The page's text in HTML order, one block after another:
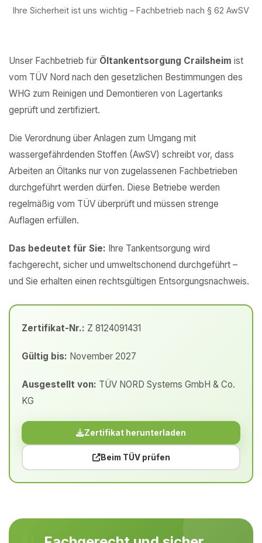
Ihre Sicherheit ist uns wichtig – Fachbetrieb nach § 62 AwSV
Unser Fachbetrieb für Öltankentsorgung Crailsheim ist
vom TÜV Nord nach den gesetzlichen Bestimmungen des
WHG zum Reinigen und Demontieren von Lagertanks
geprüft und zertifiziert.
Die Verordnung über Anlagen zum Umgang mit
wassergefährdenden Stoffen (AwSV) schreibt vor, dass
Arbeiten an Öltanks nur von zugelassenen Fachbetrieben
durchgeführt werden dürfen. Diese Betriebe werden
regelmäßig vom TÜV überprüft und müssen strenge
Auflagen erfüllen.
Das bedeutet für Sie: Ihre Tankentsorgung wird
fachgerecht, sicher und umweltschonend durchgeführt –
und Sie erhalten einen rechtsgültigen Entsorgungsnachweis.
Zertifikat-Nr.: Z 8124091431
Gültig bis: November 2027
Ausgestellt von: TÜV NORD Systems GmbH & Co.
KG
Zertifikat herunterladen
Beim TÜV prüfen